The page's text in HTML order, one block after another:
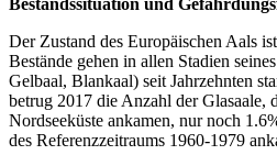
Der Zustand des Europäischen Aals
Bestände gehen in allen Stadien
Gelbaal, Blankaal) seit Jahrzehnten
betrug 2017 die Anzahl der Glasaale,
Nordseeküste ankamen, nur noch
des Referenzzeitraums 1960-1979